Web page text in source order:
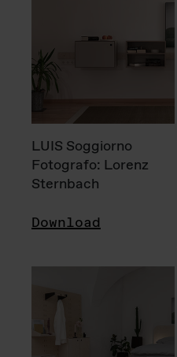
LUIS Soggiorno
Fotografo: Lorenz
Sternbach
Download